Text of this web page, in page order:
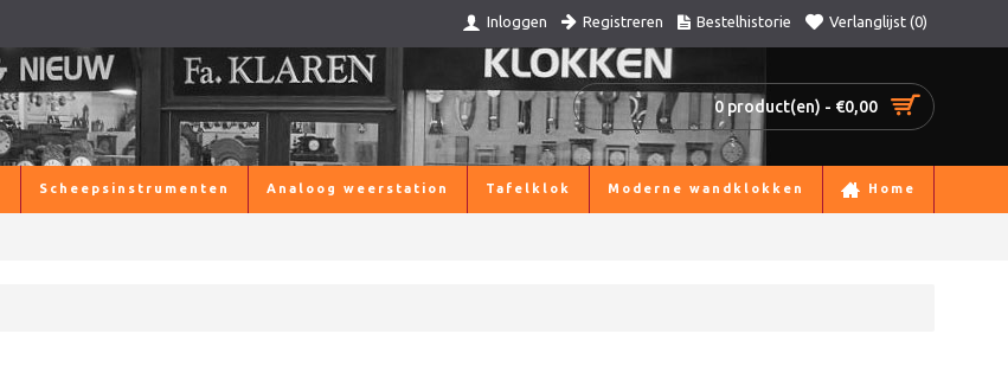
Inloggen Registreren Bestelhistorie Verlanglijst (0)
0 product(en) - €0,00
Scheepsinstrumenten Analoog weerstation Tafelklok Moderne wandklokken Home